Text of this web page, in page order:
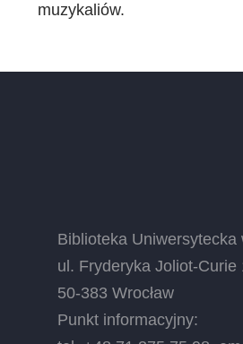
muzykaliów.
Biblioteka Uniwersytecka
ul. Fryderyka Joliot-Curie
50-383 Wrocław
Punkt informacyjny: